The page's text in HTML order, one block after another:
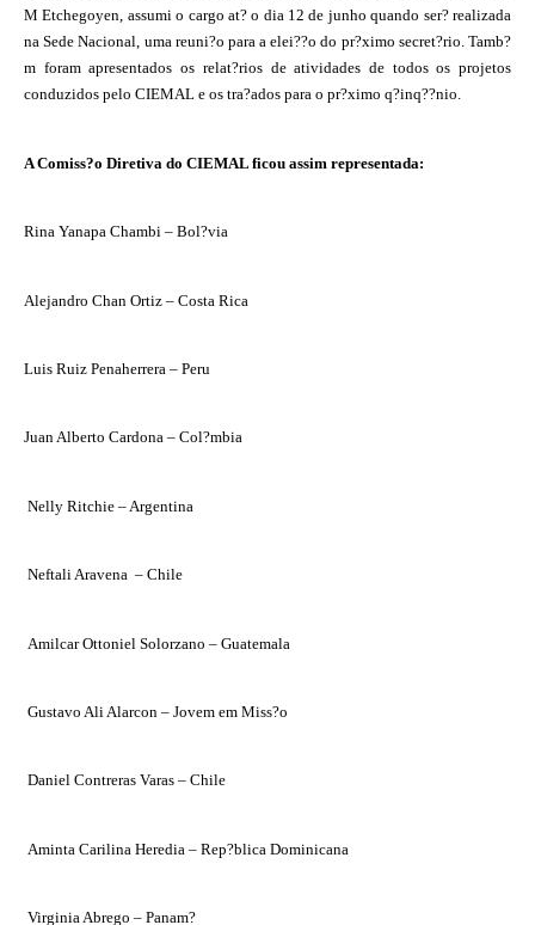
M Etchegoyen, assumi o cargo at? o dia 12 de junho quando ser? realizada
na Sede Nacional, uma reuni?o para a elei??o do pr?ximo secret?rio. Tamb?
m foram apresentados os relat?rios de atividades de todos os projetos
conduzidos pelo CIEMAL e os tra?ados para o pr?ximo q?inq??nio.
A Comiss?o Diretiva do CIEMAL ficou assim representada:
Rina Yanapa Chambi – Bol?via
Alejandro Chan Ortiz – Costa Rica
Luis Ruiz Penaherrera – Peru
Juan Alberto Cardona – Col?mbia
Nelly Ritchie – Argentina
Neftali Aravena – Chile
Amilcar Ottoniel Solorzano – Guatemala
Gustavo Ali Alarcon – Jovem em Miss?o
Daniel Contreras Varas – Chile
Aminta Carilina Heredia – Rep?blica Dominicana
Virginia Abrego – Panam?